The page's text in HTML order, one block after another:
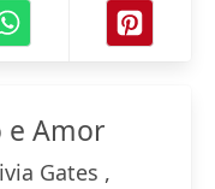
e Amor
Gates ,